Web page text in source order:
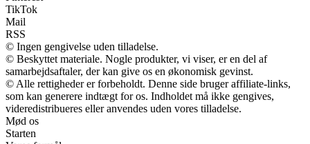
TikTok
Mail
RSS
© Ingen gengivelse uden tilladelse.
© Beskyttet materiale. Nogle produkter, vi viser, er en del af
samarbejdsaftaler, der kan give os en økonomisk gevinst.
© Alle rettigheder er forbeholdt. Denne side bruger affiliate-links,
som kan generere indtægt for os. Indholdet må ikke gengives,
videredistribueres eller anvendes uden vores tilladelse.
Mød os
Starten